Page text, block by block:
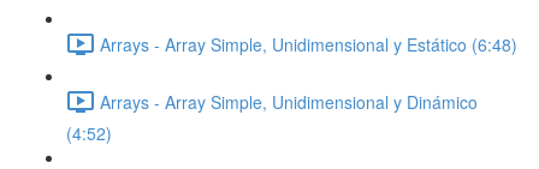
Arrays - Array Simple, Unidimensional y Estático (6:48)
Arrays - Array Simple, Unidimensional y Dinámico
(4:52)